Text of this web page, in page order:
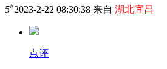
5#2023-2-22 08:30:38 来自 湖北宜昌
点评